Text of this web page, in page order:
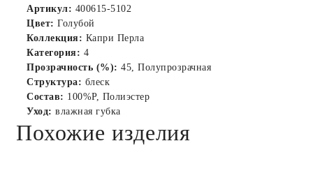
Артикул: 400615-5102
Цвет: Голубой
Коллекция: Капри Перла
Категория: 4
Прозрачность (%): 45, Полупрозрачная
Структура: блеск
Состав: 100%P, Полиэстер
Уход: влажная губка
Похожие изделия